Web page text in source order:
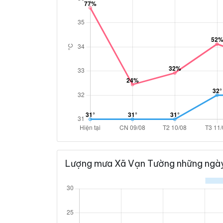
Lượng mưa Xã Vạn Tường những